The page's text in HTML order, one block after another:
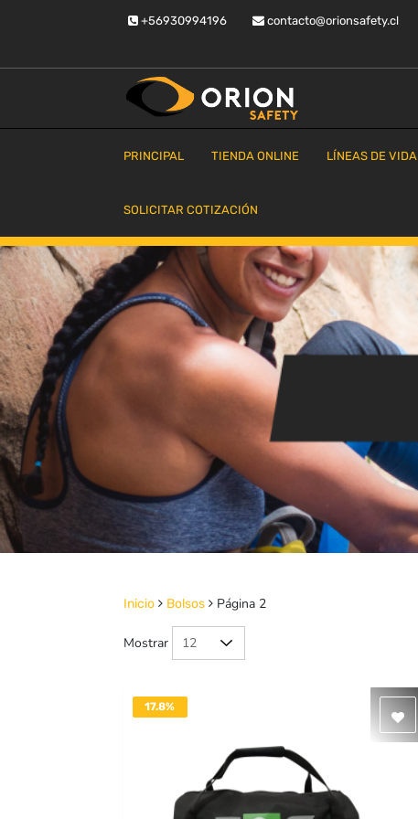
+56930994196 contacto@orionsafety.cl
Orion Safety
Equipos de proteccion personal
PRINCIPAL TIENDA ONLINE LÍNEAS DE VIDA
SOLICITAR COTIZACIÓN
Inicio Bolsos Página 2
Mostrar
17.8%